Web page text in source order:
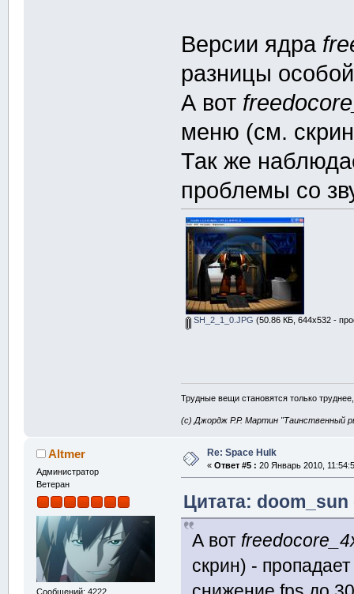
Версии ядра
разницы
А вот
меню (см.
Так же
проблемы со
SH_2_1_0.JPG (50.86 КБ, 644x532 -
Трудные вещи становятся только
(с) Джордж Р.Р. Мартин "Таинственный
Altmer
Администратор
Ветеран
Сообщений: 4222
Re: Space Hulk
« Ответ #5 : 20 Январь 2010,
Цитата: doom_sun
А вот
скрин) -